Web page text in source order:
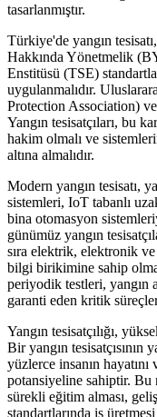
tasarlanmıştır.
Türkiye'de yangın
Hakkında Yönetmelik
Enstitüsü (TSE)
uygulanmalıdır.
Protection Association)
Yangın tesisatçıları, bu
hakim olmalı ve
altına almalıdır.
Modern yangın tesisatı,
sistemleri, IoT tabanlı
bina otomasyon
günümüz yangın
sıra elektrik, elektronik
bilgi birikimine sahip
periyodik testleri, yangın
garanti eden kritik
Yangın tesisatçılığı,
Bir yangın tesisatçısının
yüzlerce insanın
potansiyeline sahiptir. Bu
sürekli eğitim alması,
standartlarında iş